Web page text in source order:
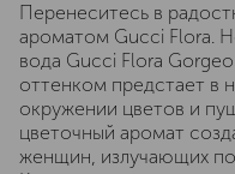
Перенеситесь в
ароматом Gucci Flora.
вода Gucci Flora
оттенком предстает в
окружении цветов и
цветочный аромат
женщин, излучающих